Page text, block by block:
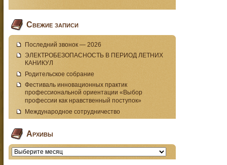
Свежие записи
Последний звонок — 2026
ЭЛЕКТРОБЕЗОПАСНОСТЬ В ПЕРИОД ЛЕТНИХ
КАНИКУЛ
Родительское собрание
Фестиваль инновационных практик
профессиональной ориентации «Выбор
профессии как нравственный поступок»
Международное сотрудничество
Архивы